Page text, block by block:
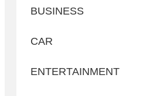
BUSINESS
CAR
ENTERTAINMENT